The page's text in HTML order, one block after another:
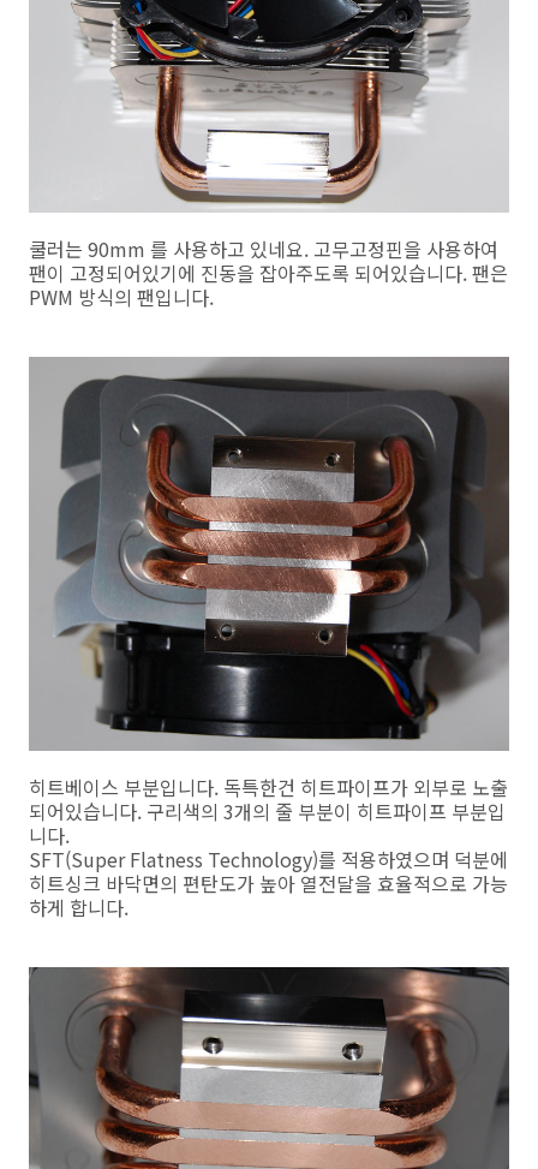
쿨러는 90mm 를 사용하고 있네요. 고무고정핀을 사용하여
팬이 고정되어있기에 진동을 잡아주도록 되어있습니다. 팬은
PWM 방식의 팬입니다.
히트베이스 부분입니다. 독특한건 히트파이프가 외부로 노출
되어있습니다. 구리색의 3개의 줄 부분이 히트파이프 부분입
니다.
SFT(Super Flatness Technology)를 적용하였으며 덕분에
히트싱크 바닥면의 편탄도가 높아 열전달을 효율적으로 가능
하게 합니다.